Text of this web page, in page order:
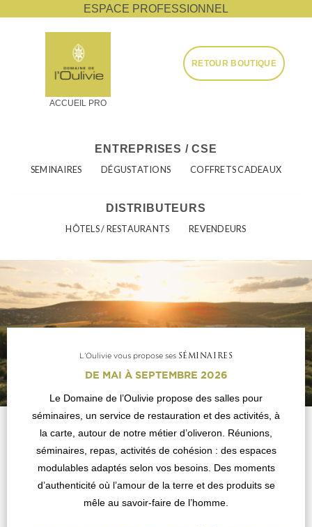
ESPACE PROFESSIONNEL
ACCUEIL PRO
RETOUR BOUTIQUE
ENTREPRISES / CSE
SEMINAIRES DÉGUSTATIONS COFFRETS CADEAUX
DISTRIBUTEURS
HÔTELS / RESTAURANTS REVENDEURS
L’Oulivie vous propose ses SÉMINAIRES
DE MAI À SEPTEMBRE 2026
Le Domaine de l’Oulivie propose des salles pour
séminaires, un service de restauration et des activités, à
la carte, autour de notre métier d’oliveron. Réunions,
séminaires, repas, activités de cohésion : des espaces
modulables adaptés selon vos besoins. Des moments
d’authenticité où l’amour de la terre et des produits se
mêle au savoir-faire de l’homme.